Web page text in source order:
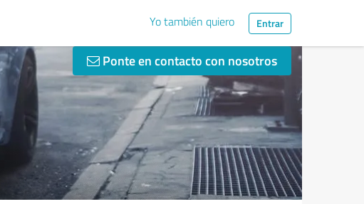
Yo también quiero Entrar
Ponte en contacto con nosotros